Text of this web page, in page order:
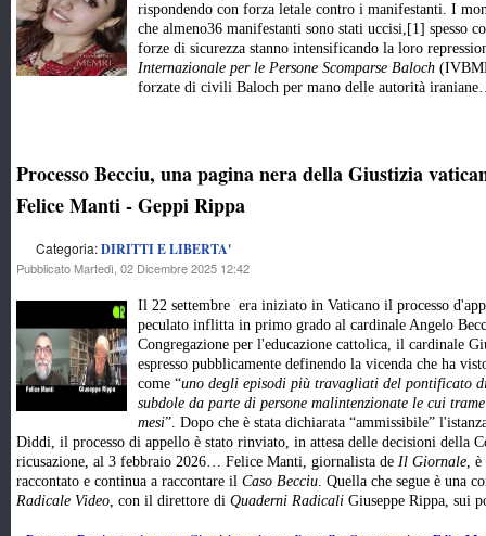
rispondendo con forza letale contro i manifestanti. I
che almeno36 manifestanti sono stati uccisi,[1] spesso
forze di sicurezza stanno intensificando la loro
Internazionale per le Persone Scomparse Baloch
forzate di civili Baloch per mano delle autorità
Processo Becciu, una pagina nera della Giustizia
Felice Manti - Geppi Rippa
Categoria:DIRITTI E LIBERTA'
Pubblicato Martedì, 02 Dicembre 2025 12:42
Il 22 settembre era iniziato in Vaticano il processo
peculato inflitta in primo grado al cardinale Angelo
Congregazione per l'educazione cattolica, il cardinale
espresso pubblicamente definendo la vicenda che ha
come “uno degli episodi più travagliati del pontificato
subdole da parte di persone malintenzionate le cui
mesi”. Dopo che è stata dichiarata “ammissibile”
Diddi, il processo di appello è stato rinviato, in attesa delle decisioni della
ricusazione, al 3 febbraio 2026… Felice Manti, giornalista de Il Giornale, è
raccontato e continua a raccontare il Caso Becciu. Quella che segue è una
Radicale Video, con il direttore di Quaderni Radicali Giuseppe Rippa, sui